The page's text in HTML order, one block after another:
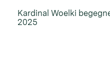
Kardinal Woelki
2025